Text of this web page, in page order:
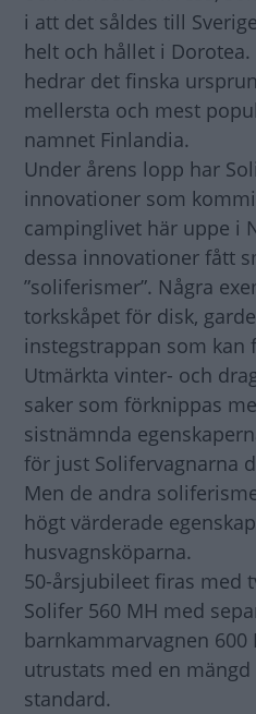
i att det såldes till
helt och hållet i Dorotea.
hedrar det finska
mellersta och mest
namnet Finlandia.
Under årens lopp har
innovationer som
campinglivet här uppe i
dessa innovationer fått
”soliferismer”. Några
torkskåpet för disk,
instegstrappan som kan
Utmärkta vinter- och
saker som förknippas
sistnämnda
för just Solifervagnarna
Men de andra
högt värderade
husvagnsköparna.
50-årsjubileet firas med
Solifer 560 MH med
barnkammarvagnen 600
utrustats med en
standard.